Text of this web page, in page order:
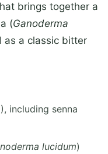
brings together a
(Ganoderma
as a classic bitter
including senna
lucidum)